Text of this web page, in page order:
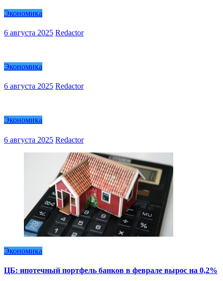
Экономика
6 августа 2025 Redactor
Экономика
6 августа 2025 Redactor
Экономика
6 августа 2025 Redactor
Экономика
ЦБ: ипотечный портфель банков в феврале вырос на 0,2%